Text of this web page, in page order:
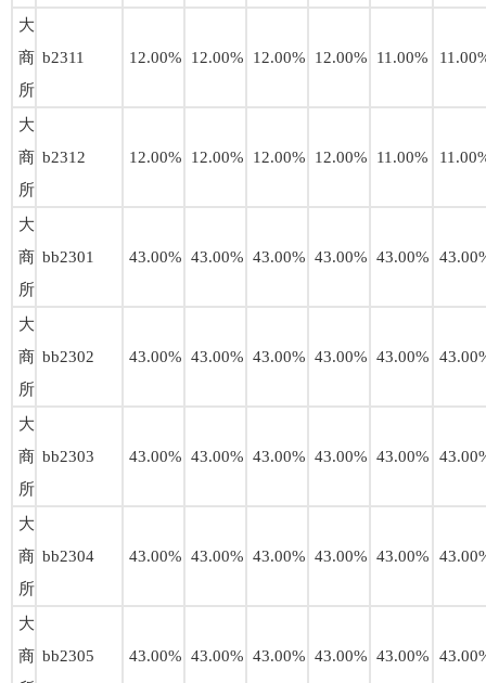
大
商
所
b2311 12.00% 12.00% 12.00% 12.00% 11.00%
大
商
所
b2312 12.00% 12.00% 12.00% 12.00% 11.00%
大
商
所
bb2301 43.00% 43.00% 43.00% 43.00% 43.00%
大
商
所
bb2302 43.00% 43.00% 43.00% 43.00% 43.00%
大
商
所
bb2303 43.00% 43.00% 43.00% 43.00% 43.00%
大
商
所
bb2304 43.00% 43.00% 43.00% 43.00% 43.00%
大
商 bb2305 43.00% 43.00% 43.00% 43.00% 43.00%